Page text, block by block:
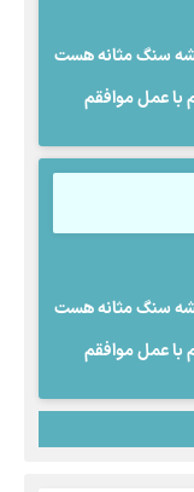
سنگ مثانه هست
با عمل موافقم
سنگ مثانه هست
با عمل موافقم